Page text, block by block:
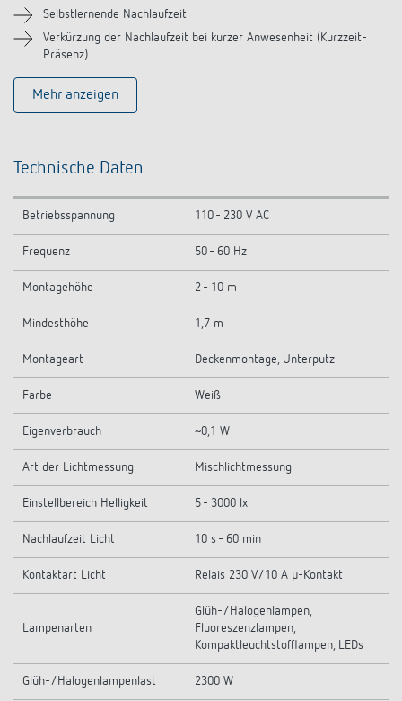
Selbstlernende Nachlaufzeit
Verkürzung der Nachlaufzeit bei kurzer Anwesenheit (Kurzzeit-
Präsenz)
Mehr anzeigen
Technische Daten
Betriebsspannung 110 - 230 V AC
Frequenz 50 - 60 Hz
Montagehöhe 2 - 10 m
Mindesthöhe 1,7 m
Montageart Deckenmontage, Unterputz
Farbe Weiß
Eigenverbrauch ~0,1 W
Art der Lichtmessung Mischlichtmessung
Einstellbereich Helligkeit 5 - 3000 lx
Nachlaufzeit Licht 10 s - 60 min
Kontaktart Licht Relais 230 V/10 A µ-Kontakt
Lampenarten
Glüh-/Halogenlampen,
Fluoreszenzlampen,
Kompaktleuchtstofflampen, LEDs
Glüh-/Halogenlampenlast 2300 W